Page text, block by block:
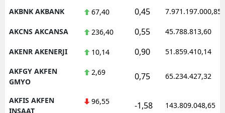
AKBNK AKBANK 67,40 0,45 7.971.197.000,85
AKCNS AKCANSA 236,40 0,55 45.788.813,60
AKENR AKENERJI 10,14 0,90 51.859.410,14
AKFGY AKFEN
GMYO
2,69 0,75 65.234.427,32
AKFIS AKFEN
INSAAT
96,55 -1,58 143.809.048,65